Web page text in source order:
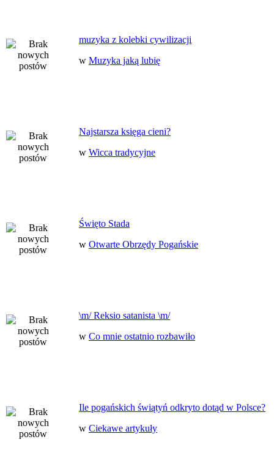
muzyka z kolebki cywilizacji
w Muzyka jaką lubię
Najstarsza księga cieni?
w Wicca tradycyjne
Święto Stada
w Otwarte Obrzędy Pogańskie
\m/ Reksio satanista \m/
w Co mnie ostatnio rozbawiło
Ile pogańskich świątyń odkryto dotąd w Polsce?
w Ciekawe artykuły